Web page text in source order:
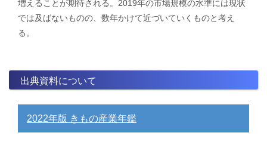
増えることが期待される。2019年の市場規模の水準には現状
では及ばないものの、数年かけて近づいていくものと考え
る。
出典資料について
2022年版 きもの産業年鑑